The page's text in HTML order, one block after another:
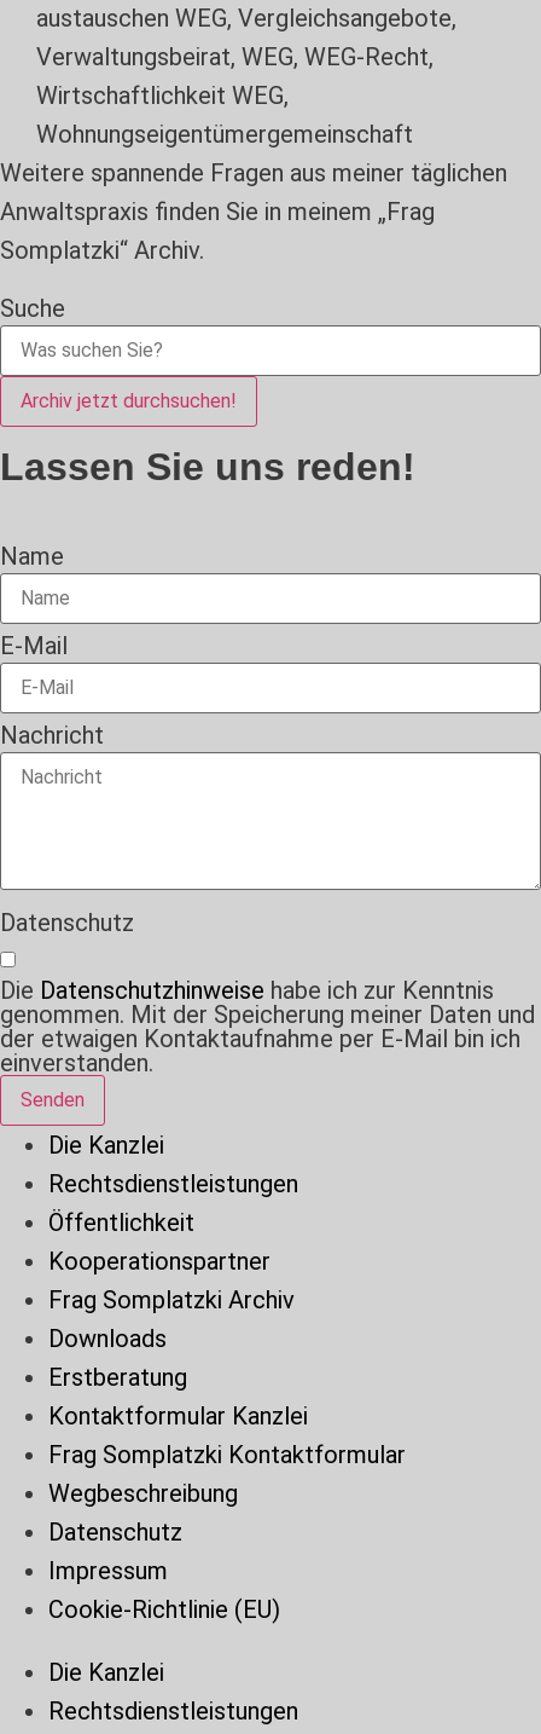
austauschen WEG, Vergleichsangebote,
Verwaltungsbeirat, WEG, WEG-Recht,
Wirtschaftlichkeit WEG,
Wohnungseigentümergemeinschaft
Weitere spannende Fragen aus meiner täglichen
Anwaltspraxis finden Sie in meinem „Frag
Somplatzki“ Archiv.
Suche
Archiv jetzt durchsuchen!
Lassen Sie uns reden!
Name
E-Mail
Nachricht
Datenschutz
Die Datenschutzhinweise habe ich zur Kenntnis
genommen. Mit der Speicherung meiner Daten und
der etwaigen Kontaktaufnahme per E-Mail bin ich
einverstanden.
Senden
Die Kanzlei
Rechtsdienstleistungen
Öffentlichkeit
Kooperationspartner
Frag Somplatzki Archiv
Downloads
Erstberatung
Kontaktformular Kanzlei
Frag Somplatzki Kontaktformular
Wegbeschreibung
Datenschutz
Impressum
Cookie-Richtlinie (EU)
Die Kanzlei
Rechtsdienstleistungen